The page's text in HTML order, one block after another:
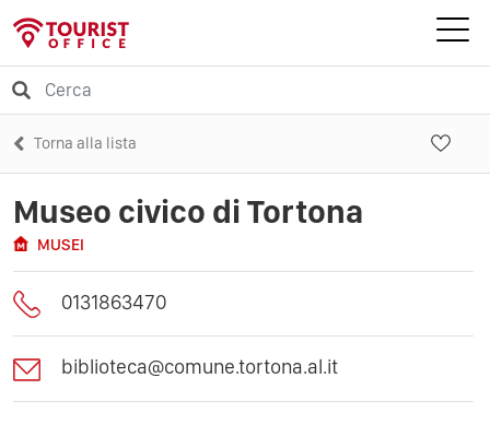
Torna alla lista
Museo civico di Tortona
MUSEI
0131863470
biblioteca@comune.tortona.al.it